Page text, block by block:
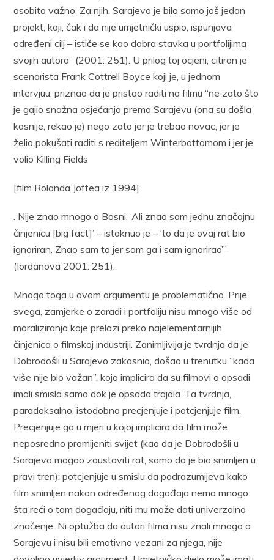
osobito važno. Za njih, Sarajevo je bilo samo još jedan
projekt, koji, čak i da nije umjetnički uspio, ispunjava
određeni cilj – ističe se kao dobra stavka u portfolijima
svojih autora” (2001: 251). U prilog toj ocjeni, citiran je
scenarista Frank Cottrell Boyce koji je, u jednom
intervjuu, priznao da je pristao raditi na filmu “ne zato što
je gajio snažna osjećanja prema Sarajevu (ona su došla
kasnije, rekao je) nego zato jer je trebao novac, jer je
želio pokušati raditi s rediteljem Winterbottomom i jer je
volio Killing Fields
[film Rolanda Joffea iz 1994]
. Nije znao mnogo o Bosni. ‘Ali znao sam jednu značajnu
činjenicu [big fact]’ – istaknuo je – ‘to da je ovaj rat bio
ignoriran. Znao sam to jer sam ga i sam ignorirao’”
(Iordanova 2001: 251).
Mnogo toga u ovom argumentu je problematično. Prije
svega, zamjerke o zaradi i portfoliju nisu mnogo više od
moraliziranja koje prelazi preko najelementarnijih
činjenica o filmskoj industriji. Zanimljivija je tvrdnja da je
Dobrodošli u Sarajevo zakasnio, došao u trenutku “kada
više nije bio važan”, koja implicira da su filmovi o opsadi
imali smisla samo dok je opsada trajala. Ta tvrdnja,
paradoksalno, istodobno precjenjuje i potcjenjuje film.
Precjenjuje ga u mjeri u kojoj implicira da film može
neposredno promijeniti svijet (kao da je Dobrodošli u
Sarajevo mogao zaustaviti rat, samo da je bio snimljen u
pravi tren); potcjenjuje u smislu da podrazumijeva kako
film snimljen nakon određenog događaja nema mnogo
šta reći o tom događaju, niti mu može dati univerzalno
značenje. Ni optužba da autori filma nisu znali mnogo o
Sarajevu i nisu bili emotivno vezani za njega, nije